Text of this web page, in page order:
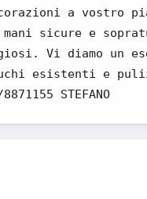
a vostro
sicure e
Vi diamo un
esistenti e
STEFANO